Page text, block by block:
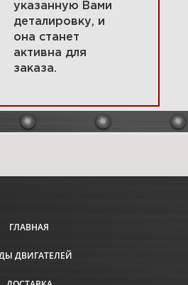
направляющие,
0100-E1
прокладок
указанную Вами
деталировку, и
она станет
активна для
заказа.
ГЛАВНАЯ
ДВИГАТЕЛЕЙ